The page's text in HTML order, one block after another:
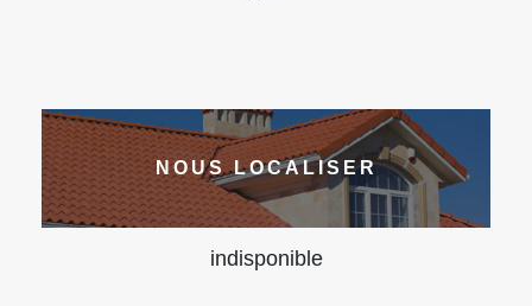
NOUS LOCALISER
indisponible